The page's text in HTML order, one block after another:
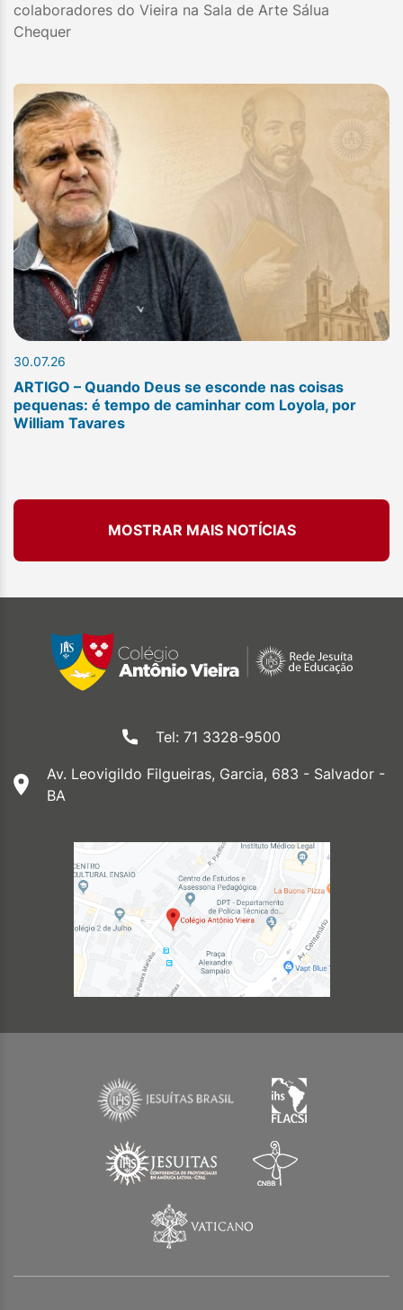
colaboradores do Vieira na Sala de Arte Sálua
Chequer
30.07.26
ARTIGO – Quando Deus se esconde nas coisas
pequenas: é tempo de caminhar com Loyola, por
William Tavares
MOSTRAR MAIS NOTÍCIAS
Tel: 71 3328-9500
Av. Leovigildo Filgueiras, Garcia, 683 - Salvador -
BA